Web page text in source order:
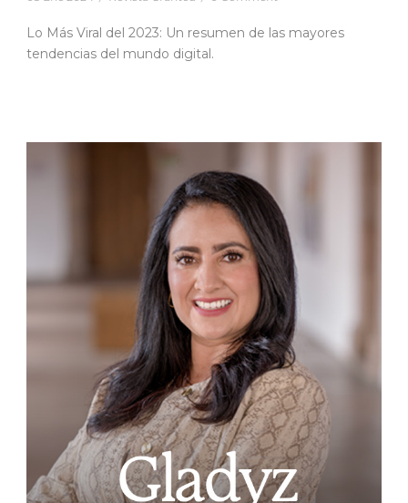
Lo Más Viral del 2023: Un resumen de las mayores
tendencias del mundo digital.